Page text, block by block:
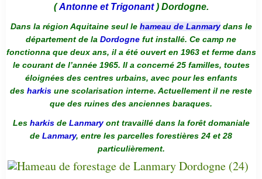
(Antonne et Trigonant) Dordogne.
Dans la région Aquitaine seul le hameau de Lanmarydans le
département de la Dordogne fut installé. Ce camp ne
fonctionna que deux ans, il a été ouvert en 1963 et ferme dans
le courant de l’année 1965. Il a concerné 25 familles, toutes
éloignées des centres urbains, avec pour les enfants
des harkis une scolarisation interne. Actuellement il ne reste
que des ruines des anciennes baraques.
Les harkis de Lanmaryont travaillé dans la forêt domaniale
de Lanmary, entre les parcelles forestières 24 et 28
particulièrement.